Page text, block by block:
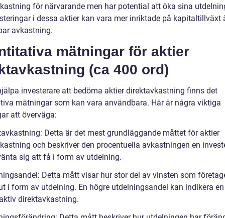
för närvarande men har potential att öka sina
i dessa aktier kan vara mer inriktade på kapitaltillväxt
avkastning.
mätningar för aktier
(ca 400 ord)
investerare att bedöma aktier direktavkastning finns det
mätningar som kan vara användbara. Här är några viktiga
att överväga:
Detta är det mest grundläggande måttet för aktier
och beskriver den procentuella avkastningen en
sig att få i form av utdelning.
Detta mått visar hur stor del av vinsten som
i form av utdelning. En högre utdelningsandel kan indikera
direktavkastning.